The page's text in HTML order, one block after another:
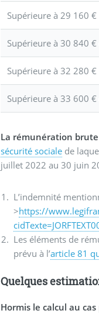
Supérieure à 29 160
Supérieure à 30 840
Supérieure à 32 280
Supérieure à 33 600
La rémunération
sécurité sociale de
juillet 2022 au 30 juin
L’indemnité
>https://
Les éléments de
prévu à l’article 81
Quelques
Hormis le calcul au cas